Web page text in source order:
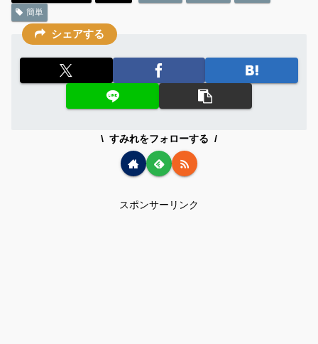
簡単
シェアする
すみれをフォローする
スポンサーリンク